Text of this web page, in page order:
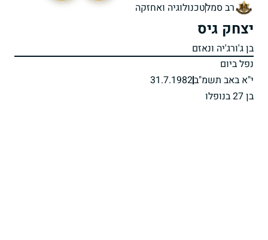
רב סמלטכנולוגיה ואחזקה
יצחק גיס
בן ג'ורג'יה ונאזם
נפל ביום
י"א באב תשמ"ב31.7.1982
בן 27 בנופלו